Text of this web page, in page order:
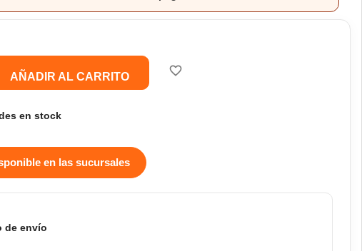
AÑADIR AL CARRITO favorite_border
en stock
en las sucursales
de envío